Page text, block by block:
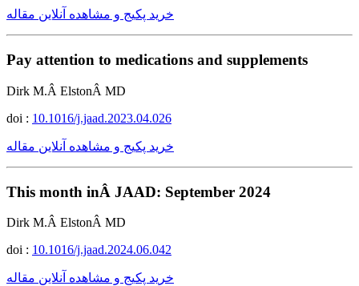
خرید پکیج و مشاهده آنلاین مقاله
Pay attention to medications and supplements
Dirk M.Â ElstonÂ MD
doi : 10.1016/j.jaad.2023.04.026
خرید پکیج و مشاهده آنلاین مقاله
This month inÂ JAAD: September 2024
Dirk M.Â ElstonÂ MD
doi : 10.1016/j.jaad.2024.06.042
خرید پکیج و مشاهده آنلاین مقاله